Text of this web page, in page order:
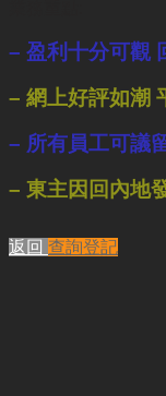
– 盈利十分可觀
– 網上好評如潮
– 所有員工可議
– 東主因回內地
返回 查詢登記